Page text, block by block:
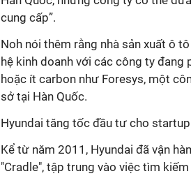
cung cấp”.
Noh nói thêm rằng nhà sản xuất ô
hệ kinh doanh với các công ty
hoặc ít carbon như Foresys, một
sở tại Hàn Quốc.
Hyundai tăng tốc đầu tư cho startup
Kể từ năm 2011, Hyundai đã vận
"Cradle", tập trung vào việc tìm